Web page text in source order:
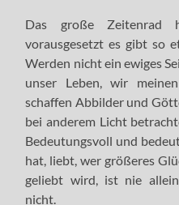
Das große Zeitenrad
vorausgesetzt es gibt so
Werden nicht ein ewiges
unser Leben, wir
schaffen Abbilder und
bei anderem Licht
Bedeutungsvoll und
hat, liebt, wer größeres
geliebt wird, ist nie
nicht.